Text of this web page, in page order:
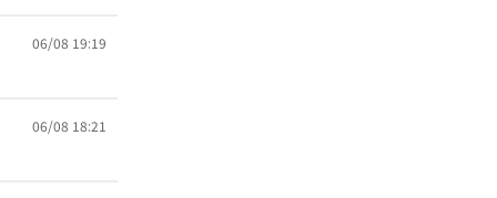
06/08 19:19
06/08 18:21